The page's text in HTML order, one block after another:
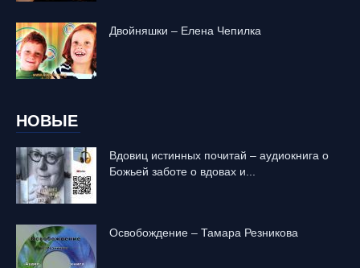
Двойняшки – Елена Чепилка
НОВЫЕ
Вдовиц истинных почитай – аудиокнига о
Божьей заботе о вдовах и...
Освобождение – Тамара Резникова